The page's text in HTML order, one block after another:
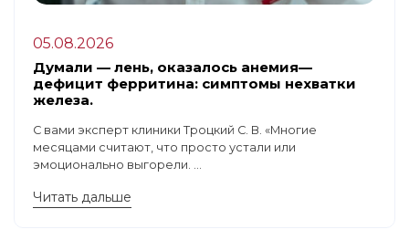
05.08.2026
Думали — лень, оказалось анемия—
дефицит ферритина: симптомы нехватки
железа.
С вами эксперт клиники Троцкий С. В. «Многие
месяцами считают, что просто устали или
эмоционально выгорели. ...
Читать дальше